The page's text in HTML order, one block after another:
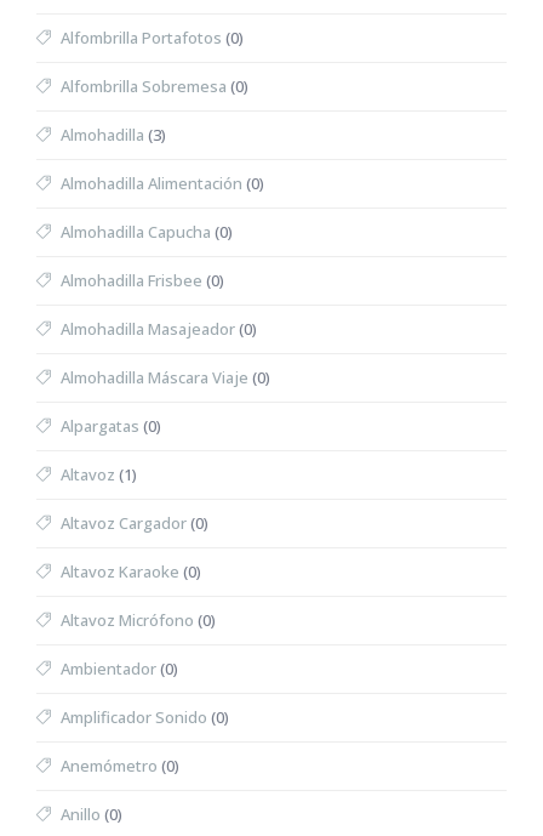
Alfombrilla Portafotos (0)
Alfombrilla Sobremesa (0)
Almohadilla (3)
Almohadilla Alimentación (0)
Almohadilla Capucha (0)
Almohadilla Frisbee (0)
Almohadilla Masajeador(0)
Almohadilla Máscara Viaje (0)
Alpargatas (0)
Altavoz (1)
Altavoz Cargador(0)
Altavoz Karaoke (0)
Altavoz Micrófono (0)
Ambientador(0)
Amplificador Sonido (0)
Anemómetro (0)
Anillo (0)